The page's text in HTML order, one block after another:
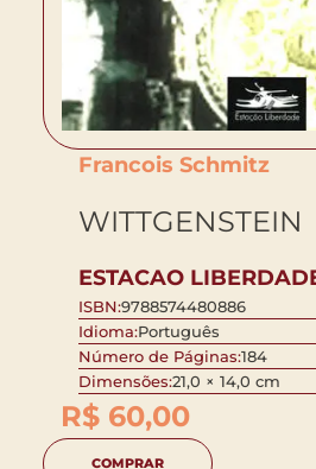
Francois Schmitz
WITTGENSTEIN
ESTACAO
ISBN:9788574480886
Idioma:Português
Número de Páginas:184
Dimensões:21,0 × 14,0 cm
R$ 60,00
COMPRAR